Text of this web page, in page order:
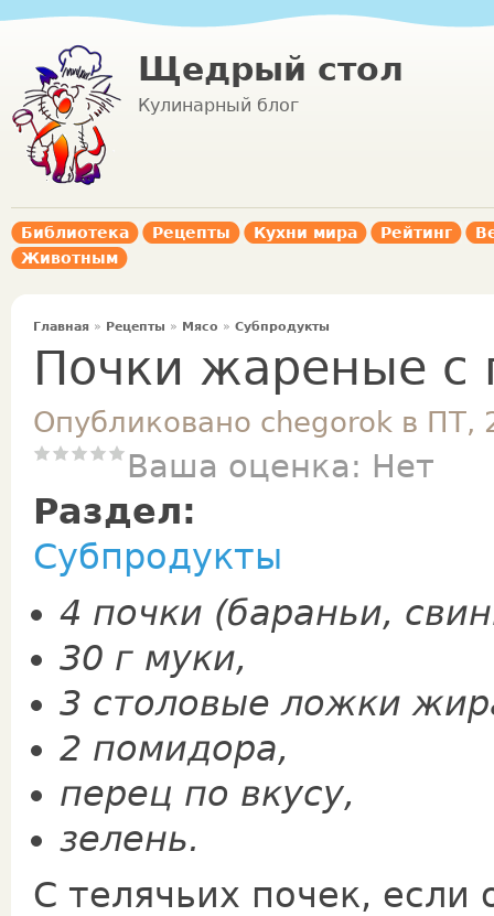
Щедрый стол
Кулинарный блог
Библиотека Рецепты Кухни мира Рейтинг
Животным
Главная » Рецепты » Мясо » Субпродукты
Почки жареные с
Опубликовано chegorok в ПТ,
Ваша оценка: Нет
Раздел:
Субпродукты
4 почки (бараньи,
30 г муки,
3 столовые ложки
2 помидора,
перец по вкусу,
зелень.
С телячьих почек,